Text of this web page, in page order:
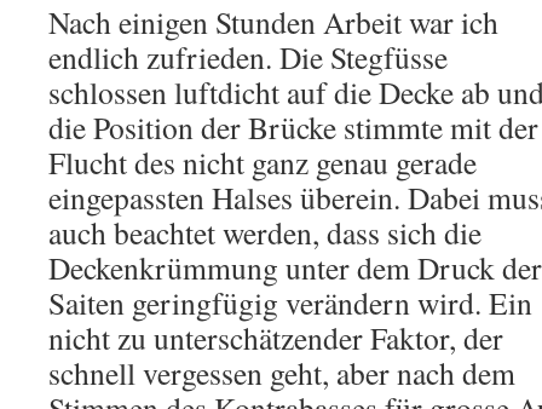
Nach einigen Stunden Arbeit war ich
endlich zufrieden. Die Stegfüsse
schlossen luftdicht auf die Decke ab
die Position der Brücke stimmte mit der
Flucht des nicht ganz genau gerade
eingepassten Halses überein. Dabei
auch beachtet werden, dass sich die
Deckenkrümmung unter dem Druck der
Saiten geringfügig verändern wird. Ein
nicht zu unterschätzender Faktor, der
schnell vergessen geht, aber nach dem